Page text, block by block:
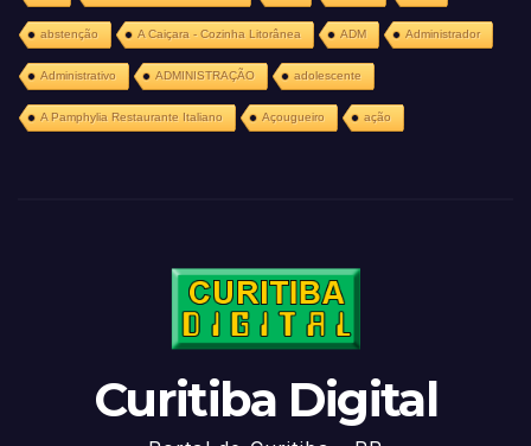
abstenção A Caiçara - Cozinha Litorânea ADM Administrador
Administrativo ADMINISTRAÇÃO adolescente
A Pamphylia Restaurante Italiano Açougueiro ação
Curitiba Digital